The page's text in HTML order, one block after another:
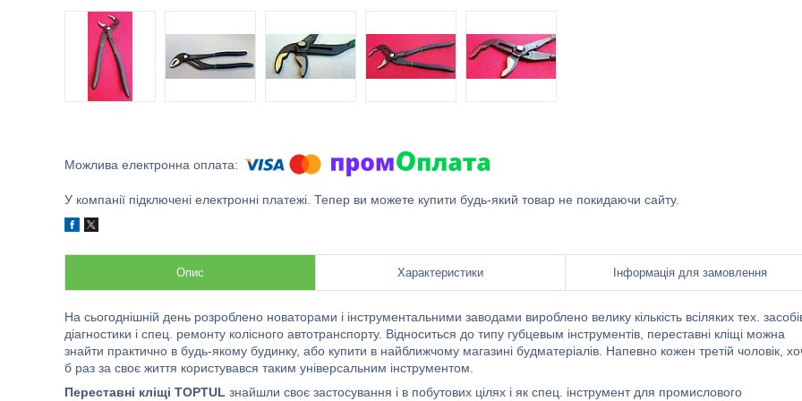
У компанії підключені електронні платежі. Тепер ви можете купити будь-який товар не покидаючи сайту.
Опис Характеристики Інформація для замовлення
На сьогоднішній день розроблено новаторами і інструментальними заводами вироблено велику кількість всіляких тех.
діагностики і спец. ремонту колісного автотранспорту. Відноситься до типу губцевым інструментів, переставні кліщі можна
знайти практично в будь-якому будинку, або купити в найближчому магазині будматеріалів. Напевно кожен третій чоловік,
б раз за своє життя користувався таким універсальним інструментом.
Переставні кліщі TOPTUL знайшли своє застосування і в побутових цілях і як спец. інструмент для промислового